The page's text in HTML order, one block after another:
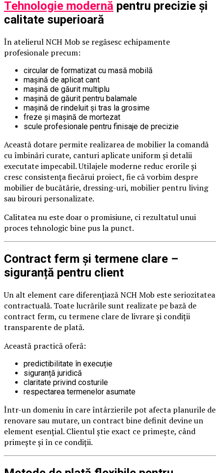
Tehnologie modernă pentru precizie și
calitate superioară
În atelierul NCH Mob se regăsesc echipamente
profesionale precum:
circular de formatizat cu masă mobilă
mașină de aplicat cant
mașină de găurit multiplu
mașină de găurit pentru balamale
mașină de rindeluit și tras la grosime
freze și mașină de mortezat
scule profesionale pentru finisaje de precizie
Această dotare permite realizarea de mobilier la comandă
cu îmbinări curate, canturi aplicate uniform și detalii
executate impecabil. Utilajele moderne reduc erorile și
cresc consistența fiecărui proiect, fie că vorbim despre
mobilier de bucătărie, dressing-uri, mobilier pentru living
sau birouri personalizate.
Calitatea nu este doar o promisiune, ci rezultatul unui
proces tehnologic bine pus la punct.
Contract ferm și termene clare –
siguranță pentru client
Un alt element care diferențiază NCH Mob este seriozitatea
contractuală. Toate lucrările sunt realizate pe bază de
contract ferm, cu termene clare de livrare și condiții
transparente de plată.
Această practică oferă:
predictibilitate în execuție
siguranță juridică
claritate privind costurile
respectarea termenelor asumate
Într-un domeniu în care întârzierile pot afecta planurile de
renovare sau mutare, un contract bine definit devine un
element esențial. Clientul știe exact ce primește, când
primește și în ce condiții.